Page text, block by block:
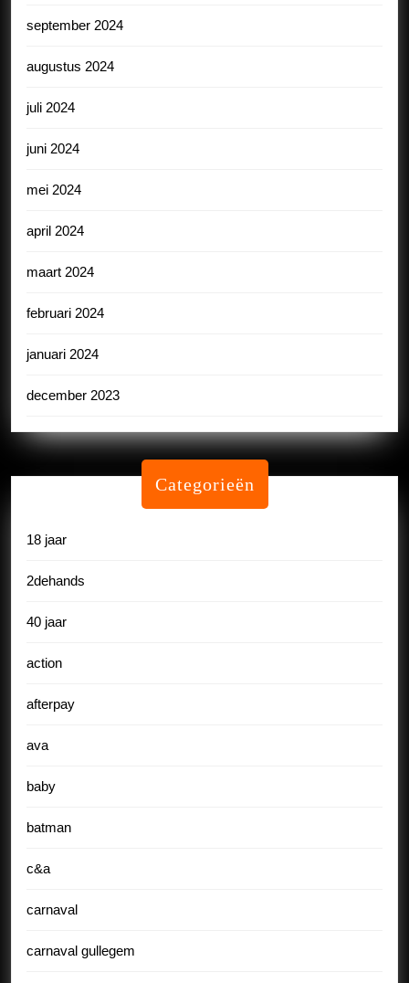
september 2024
augustus 2024
juli 2024
juni 2024
mei 2024
april 2024
maart 2024
februari 2024
januari 2024
december 2023
Categorieën
18 jaar
2dehands
40 jaar
action
afterpay
ava
baby
batman
c&a
carnaval
carnaval gullegem